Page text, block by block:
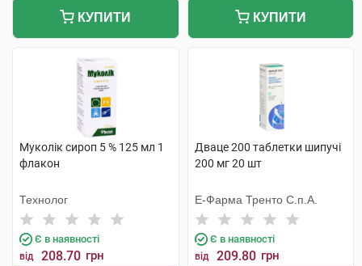
КУПИТИ КУПИТИ
Муколік сироп 5 % 125 мл 1
флакон
Технолог
Є в наявності
від 208.70 грн
Дваце 200 таблетки шипучі
200 мг 20 шт
Е-Фарма Тренто С.п.А.
Є в наявності
від 209.80 грн